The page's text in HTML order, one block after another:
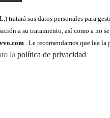
tratará sus datos personales para
a su tratamiento, así como a no
. Le recomendamos que lea la
la política de privacidad